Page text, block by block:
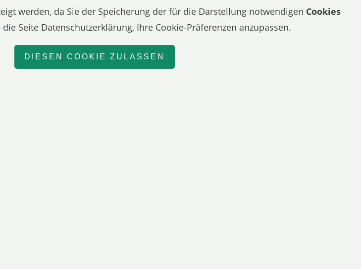
werden, da Sie der Speicherung der für die Darstellung notwendigen Cookies
Seite Datenschutzerklärung, Ihre Cookie-Präferenzen anzupassen.
DIESEN COOKIE ZULASSEN